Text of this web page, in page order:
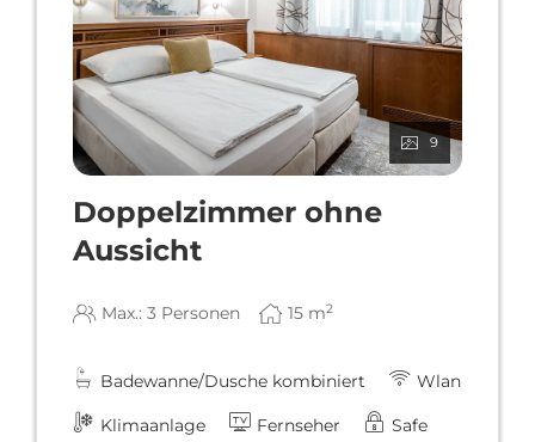
9
Doppelzimmer ohne
Aussicht
Max.: 3 Personen 15 m2
Badewanne/Dusche kombiniert Wlan
Klimaanlage Fernseher Safe